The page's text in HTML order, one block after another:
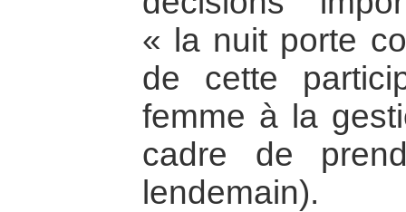
« la nuit porte
de cette
femme à la
cadre de
lendemain).